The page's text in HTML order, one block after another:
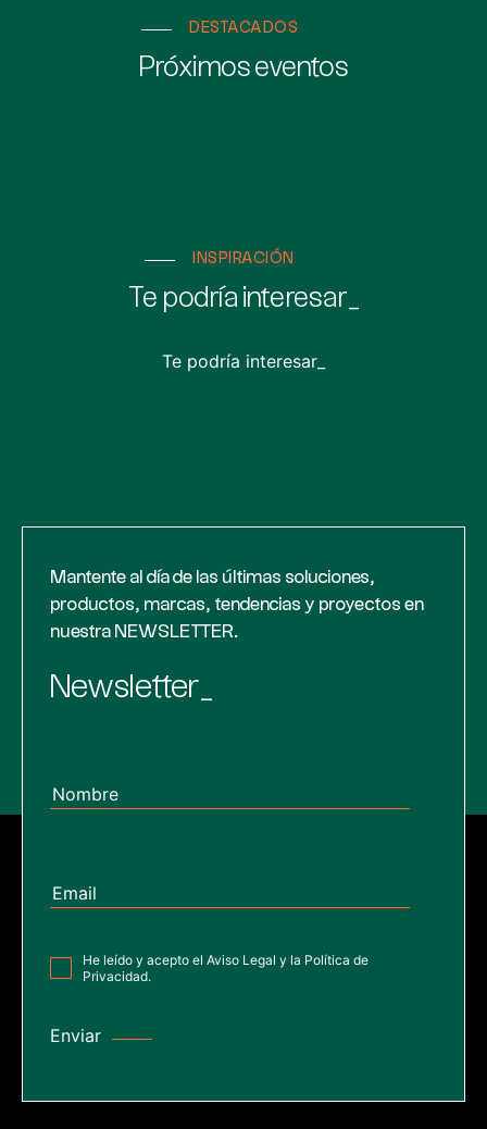
DESTACADOS
Próximos eventos
INSPIRACIÓN
Te podría interesar_
Te podría interesar_
Mantente al día de las últimas soluciones,
productos, marcas, tendencias y proyectos en
nuestra NEWSLETTER.
Newsletter_
He leído y acepto el Aviso Legal y la Política de
Privacidad.